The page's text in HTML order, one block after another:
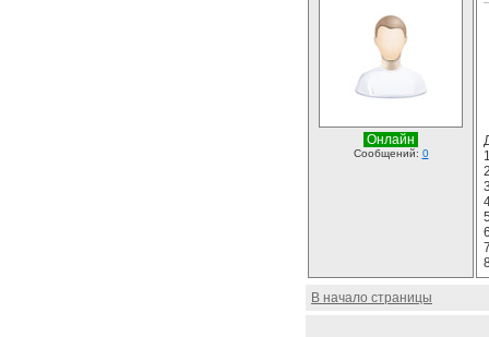
Онлайн
Сообщений: 0
В начало страницы